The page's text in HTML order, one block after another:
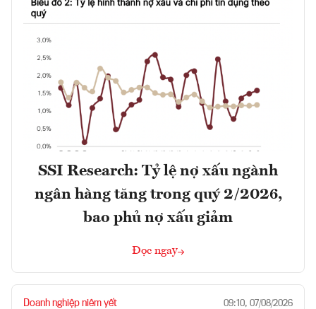
SSI Research: Tỷ lệ nợ xấu ngành
ngân hàng tăng trong quý 2/2026,
bao phủ nợ xấu giảm
Đọc ngay
Doanh nghiệp niêm yết 09:10, 07/08/2026